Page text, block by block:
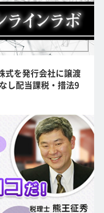
式を発行会社に譲渡
し配当課税・措法9